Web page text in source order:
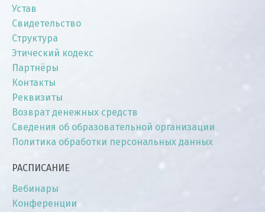
Устав
Свидетельство
Структура
Этический кодекс
Партнёры
Контакты
Реквизиты
Возврат денежных средств
Сведения об образовательной организации
Политика обработки персональных данных
РАСПИСАНИЕ
Вебинары
Конференции